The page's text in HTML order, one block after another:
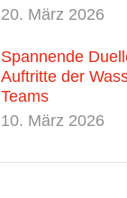
20. März 2026
Spannende
Auftritte der
Teams
10. März 2026